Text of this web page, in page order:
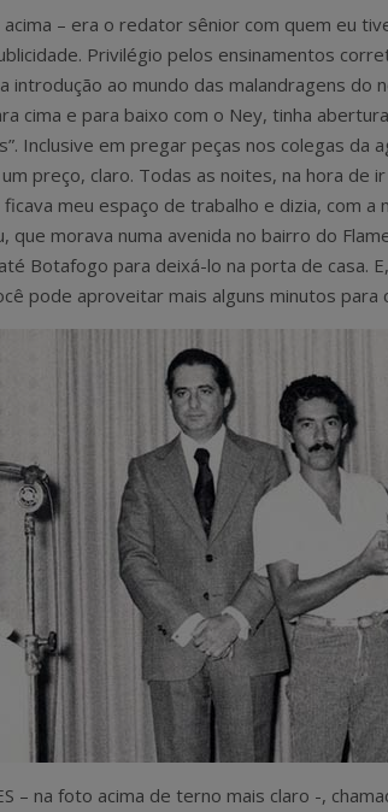
acima – era o redator sênior com quem eu
Privilégio pelos ensinamentos
introdução ao mundo das malandragens do
cima e para baixo com o Ney, tinha
Inclusive em pregar peças nos colegas da
preço, claro. Todas as noites, na hora de
meu espaço de trabalho e dizia, com a
que morava numa avenida no bairro do
Botafogo para deixá-lo na porta de casa.
pode aproveitar mais alguns minutos para
– na foto acima de terno mais claro -,